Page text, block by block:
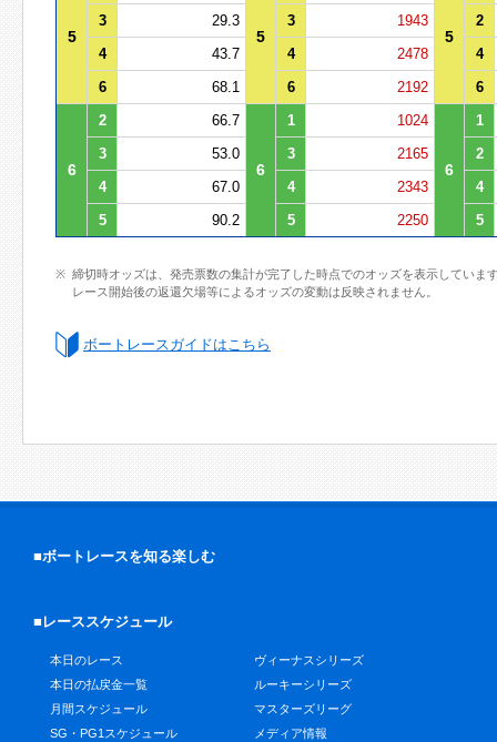
5 5 5
3
29.3 3 1943
2
4
43.7 4 2478
4
6
68.1 6 2192 6
6
2 66.7
6
1 1024
6
1
3
53.0 3 2165
2
4
67.0 4 2343
4
5
90.2 5 2250 5
締切時オッズは、発売票数の集計が完了した時点でのオッズを表示していま
レース開始後の返還欠場等によるオッズの変動は反映されません。
ボートレースガイドはこちら
■ボートレースを知る楽しむ
■レーススケジュール
本日のレース
本日の払戻金一覧
月間スケジュール
SG・PG1スケジュール
ヴィーナスシリーズ
ルーキーシリーズ
マスターズリーグ
メディア情報